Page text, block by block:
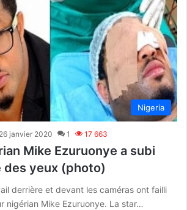
Nigeria
26 janvier 2020 1 17 663
Mike Ezuruonye a subi
des yeux (photo)
derrière et devant les caméras ont failli
nigérian Mike Ezuruonye. La star…